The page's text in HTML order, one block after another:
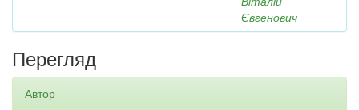
Євгенович
Перегляд
Автор